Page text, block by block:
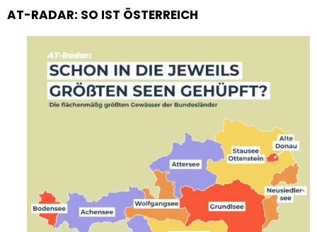
AT-RADAR: SO IST ÖSTERREICH